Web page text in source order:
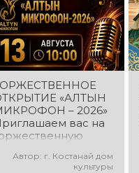
«АЛТЫН
– 2026»
вас на
открытия XXII
Автор: г. Костанай дом
культуры